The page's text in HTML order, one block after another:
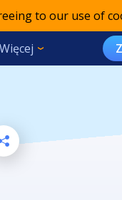
to our use of
Więcej